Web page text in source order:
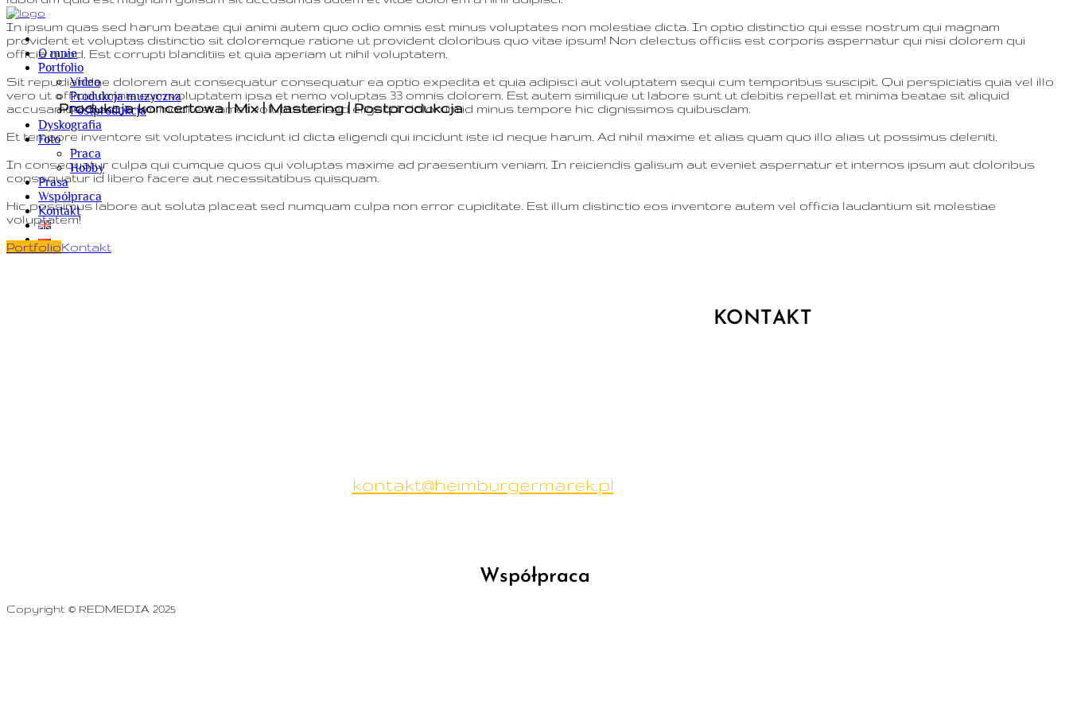
Home
O mnie
Portfolio
Video
Produkcja muzyczna
Postprodukcja
Dyskografia
Foto
Praca
Hobby
Prasa
Współpraca
Kontakt
Produkcja koncertowa | Mix | Mastering | Postprodukcja
In ipsum quas sed harum beatae qui animi autem quo odio omnis est minus voluptates non molestiae dicta. In optio distinctio qui esse nostrum qui magnam
provident et voluptas distinctio sit doloremque ratione ut provident doloribus quo vitae ipsum! Non delectus officiis est corporis aspernatur qui nisi dolorem qui
officia quod. Est corrupti blanditiis et quia aperiam ut nihil voluptatem.
Sit repudiandae dolorem aut consequatur consequatur ea optio expedita et quia adipisci aut voluptatem sequi cum temporibus suscipit. Qui perspiciatis quia vel illo
vero ut officia omnis eum voluptatem ipsa et nemo voluptas 33 omnis dolorem. Est autem similique ut labore sunt ut debitis repellat et minima beatae sit aliquid
accusamus! Sed rerum modi est amet voluptates sed eligendi dolorum id minus tempore hic dignissimos quibusdam.
Et tempore inventore sit voluptates incidunt id dicta eligendi qui incidunt iste id neque harum. Ad nihil maxime et alias quam quo illo alias ut possimus deleniti.
In consequatur culpa qui cumque quos qui voluptas maxime ad praesentium veniam. In reiciendis galisum aut eveniet aspernatur et internos ipsum aut doloribus
consequatur id libero facere aut necessitatibus quisquam.
Hic possimus labore aut soluta placeat sed numquam culpa non error cupiditate. Est illum distinctio eos inventore autem vel officia laudantium sit molestiae
voluptatem!
PortfolioKontakt
KONTAKT
kontakt@heimburgermarek.pl
Współpraca
Copyright © REDMEDIA 2025